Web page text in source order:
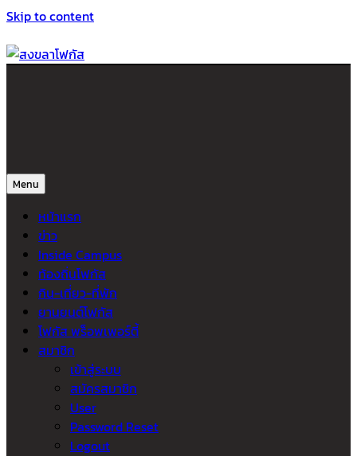
Skip to content
Menu
หน้าแรก
ข่าว
Inside Campus
ท้องถิ่นโฟกัส
กิน-เที่ยว-ที่พัก
ยานยนต์โฟกัส
โฟกัส พร็อพเพอร์ตี้
สมาชิก
เข้าสู่ระบบ
สมัครสมาชิก
User
Password Reset
Logout